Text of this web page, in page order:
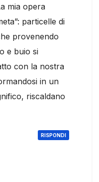
mia opera
particelle di
provenendo
e buio si
con la nostra
in un
riscaldano
RISPONDI